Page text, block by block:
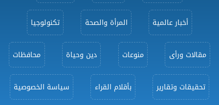
أخبار عالمية المرأة والصحة تكنولوجيا
مقالات ورأى منوعات دين وحياة محافظات
تحقيقات وتقارير بأقلام القراء سياسة الخصوصية